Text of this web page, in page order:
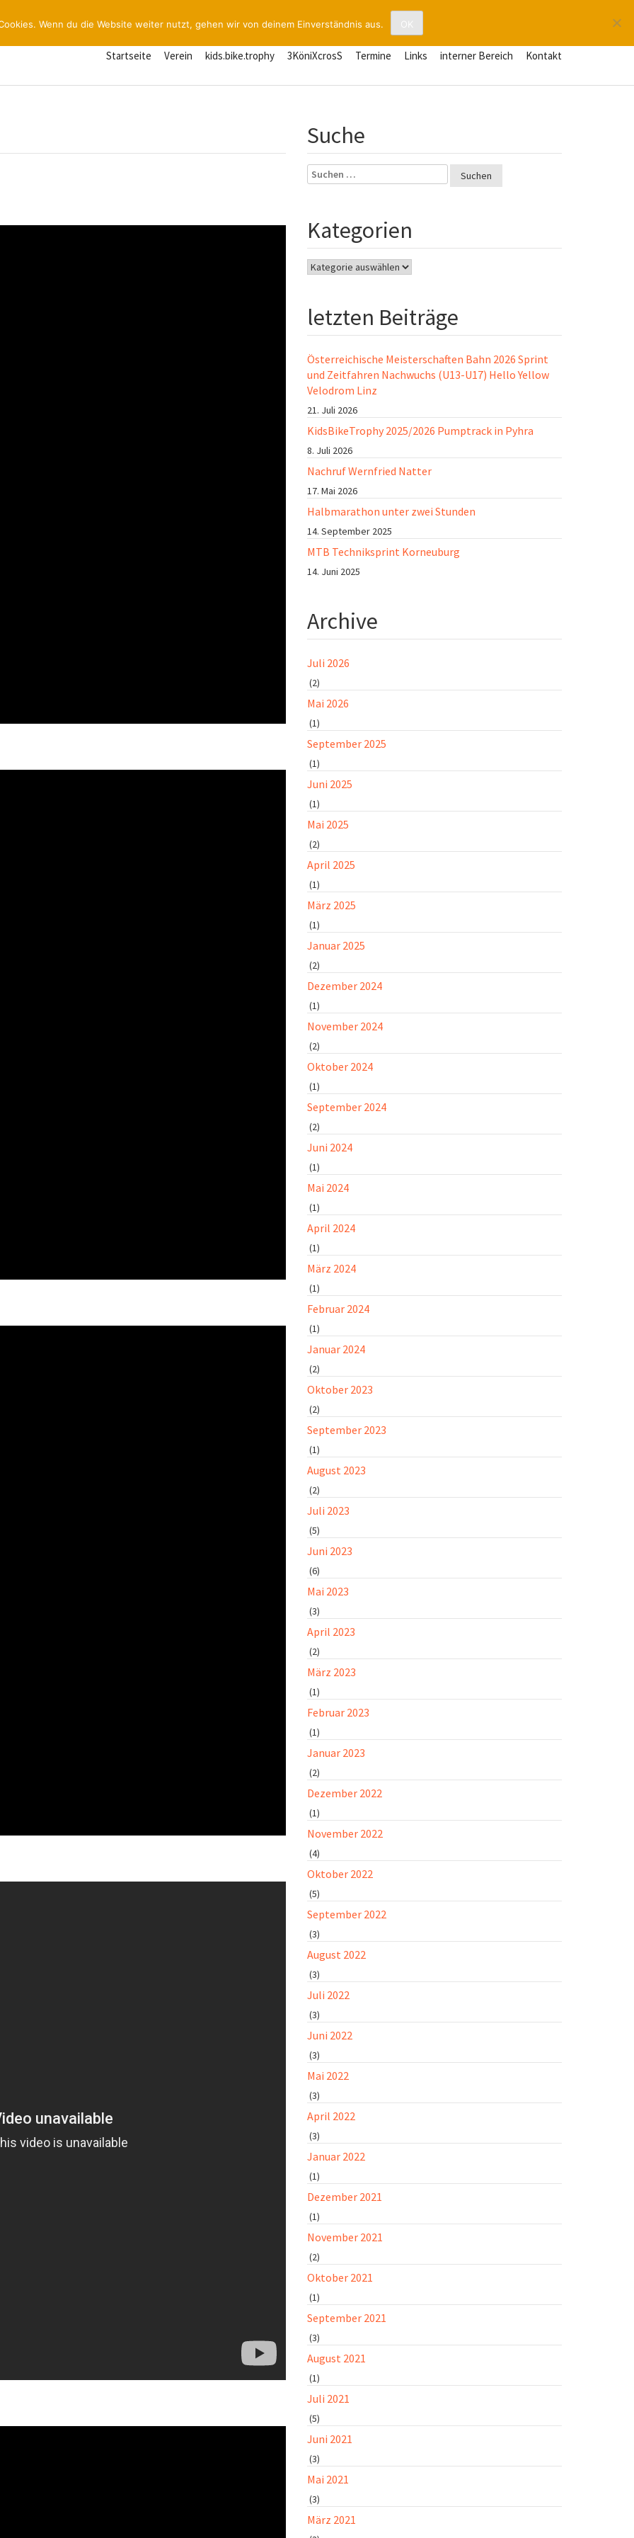
Startseite Verein kids.bike.trophy 3KöniXcrosS Termine Links interner Bereich Kontakt
Suche
Suchen
nach:
Kategorien
Kategorien
letzten Beiträge
Österreichische Meisterschaften Bahn 2026 Sprint
und Zeitfahren Nachwuchs (U13-U17) Hello Yellow
Velodrom Linz
21. Juli 2026
KidsBikeTrophy 2025/2026 Pumptrack in Pyhra
8. Juli 2026
Nachruf Wernfried Natter
17. Mai 2026
Halbmarathon unter zwei Stunden
14. September 2025
MTB Techniksprint Korneuburg
14. Juni 2025
Archive
Juli 2026
(2)
Mai 2026
(1)
September 2025
(1)
Juni 2025
(1)
Mai 2025
(2)
April 2025
(1)
März 2025
(1)
Januar 2025
(2)
Dezember 2024
(1)
November 2024
(2)
Oktober 2024
(1)
September 2024
(2)
Juni 2024
(1)
Mai 2024
(1)
April 2024
(1)
März 2024
(1)
Februar 2024
(1)
Januar 2024
(2)
Oktober 2023
(2)
September 2023
(1)
August 2023
(2)
Juli 2023
(5)
Juni 2023
(6)
Mai 2023
(3)
April 2023
(2)
März 2023
(1)
Februar 2023
(1)
Januar 2023
(2)
Dezember 2022
(1)
November 2022
(4)
Oktober 2022
(5)
September 2022
(3)
August 2022
(3)
Juli 2022
(3)
Juni 2022
(3)
Mai 2022
(3)
April 2022
(3)
Januar 2022
(1)
Dezember 2021
(1)
November 2021
(2)
Oktober 2021
(1)
September 2021
(3)
August 2021
(1)
Juli 2021
(5)
Juni 2021
(3)
Mai 2021
(3)
März 2021
Wenn du die Website weiter nutzt, gehen wir von deinem Einverständnis aus. OK